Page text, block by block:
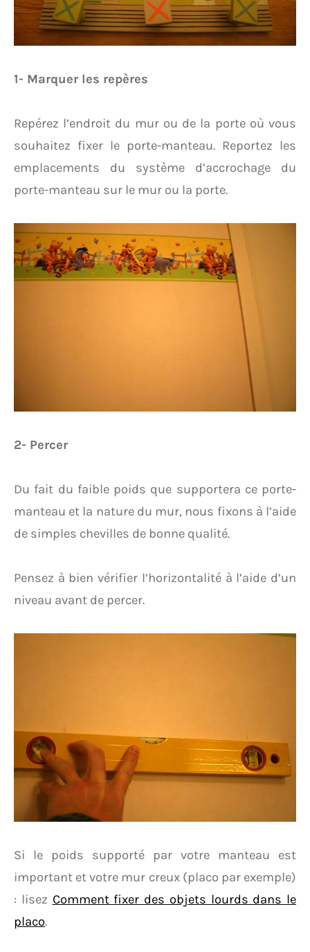
1- Marquer les repères
Repérez l’endroit du mur ou de la porte où vous
souhaitez fixer le porte-manteau. Reportez les
emplacements du système d’accrochage du
porte-manteau sur le mur ou la porte.
2- Percer
Du fait du faible poids que supportera ce porte-
manteau et la nature du mur, nous fixons à l’aide
de simples chevilles de bonne qualité.
Pensez à bien vérifier l’horizontalité à l’aide d’un
niveau avant de percer.
Si le poids supporté par votre manteau est
important et votre mur creux (placo par exemple)
: lisez Comment fixer des objets lourds dans le
placo.